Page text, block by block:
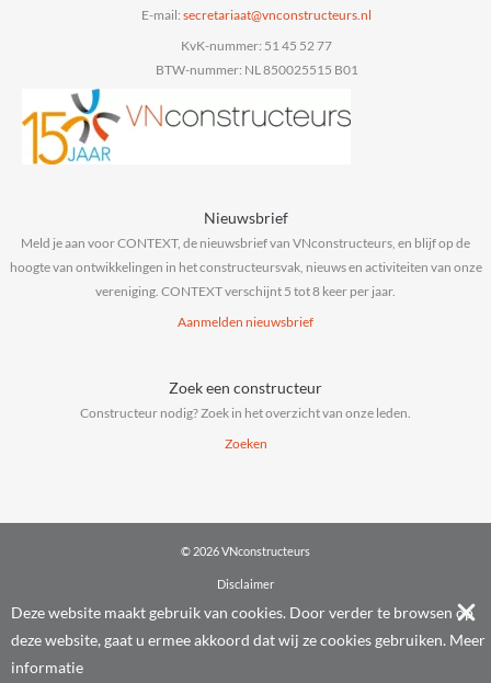
Deze website maakt gebruik van cookies. Door verder te browsen op
deze website, gaat u ermee akkoord dat wij ze cookies gebruiken. Meer
informatie
E-mail: secretariaat@vnconstructeurs.nl
KvK-nummer: 51 45 52 77
BTW-nummer: NL 850025515 B01
Nieuwsbrief
Meld je aan voor CONTEXT, de nieuwsbrief van VNconstructeurs, en blijf op de
hoogte van ontwikkelingen in het constructeursvak, nieuws en activiteiten van onze
vereniging. CONTEXT verschijnt 5 tot 8 keer per jaar.
Aanmelden nieuwsbrief
Zoek een constructeur
Constructeur nodig? Zoek in het overzicht van onze leden.
Zoeken
© 2026 VNconstructeurs
Disclaimer
Privacy & cookies